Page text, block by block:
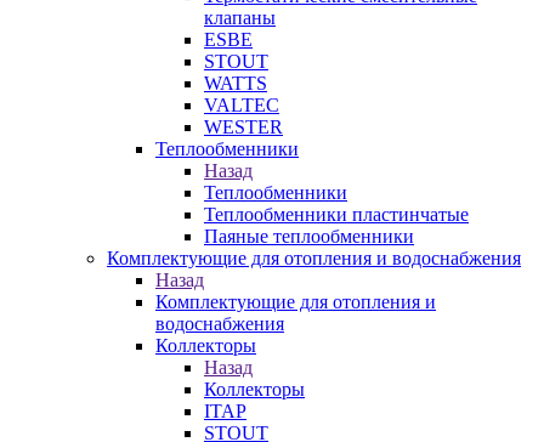
клапаны
ESBE
STOUT
WATTS
VALTEC
WESTER
Теплообменники
Назад
Теплообменники
Теплообменники пластинчатые
Паяные теплообменники
Комплектующие для отопления и водоснабжения
Назад
Комплектующие для отопления и
водоснабжения
Коллекторы
Назад
Коллекторы
ITAP
STOUT